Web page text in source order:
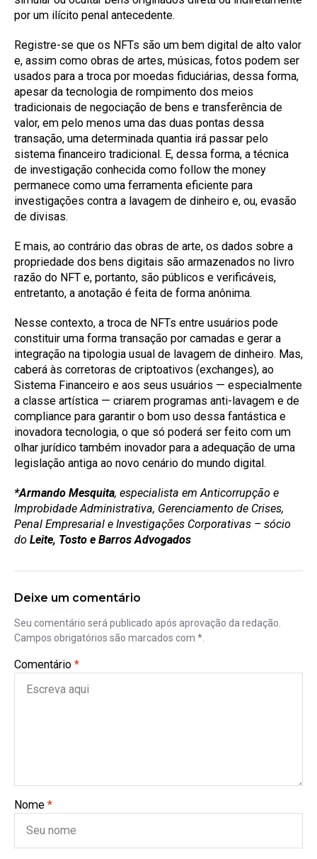
por um ilícito penal antecedente.
Registre-se que os NFTs são um bem digital de alto valor
e, assim como obras de artes, músicas, fotos podem ser
usados para a troca por moedas fiduciárias, dessa forma,
apesar da tecnologia de rompimento dos meios
tradicionais de negociação de bens e transferência de
valor, em pelo menos uma das duas pontas dessa
transação, uma determinada quantia irá passar pelo
sistema financeiro tradicional. E, dessa forma, a técnica
de investigação conhecida como follow the money
permanece como uma ferramenta eficiente para
investigações contra a lavagem de dinheiro e, ou, evasão
de divisas.
E mais, ao contrário das obras de arte, os dados sobre a
propriedade dos bens digitais são armazenados no livro
razão do NFT e, portanto, são públicos e verificáveis,
entretanto, a anotação é feita de forma anônima.
Nesse contexto, a troca de NFTs entre usuários pode
constituir uma forma transação por camadas e gerar a
integração na tipologia usual de lavagem de dinheiro. Mas,
caberá às corretoras de criptoativos (exchanges), ao
Sistema Financeiro e aos seus usuários — especialmente
a classe artística — criarem programas anti-lavagem e de
compliance para garantir o bom uso dessa fantástica e
inovadora tecnologia, o que só poderá ser feito com um
olhar jurídico também inovador para a adequação de uma
legislação antiga ao novo cenário do mundo digital.
*Armando Mesquita, especialista em Anticorrupção e
Improbidade Administrativa, Gerenciamento de Crises,
Penal Empresarial e Investigações Corporativas – sócio
do Leite, Tosto e Barros Advogados
Deixe um comentário
Seu comentário será publicado após aprovação da redação.
Campos obrigatórios são marcados com *.
Comentário *
Nome *